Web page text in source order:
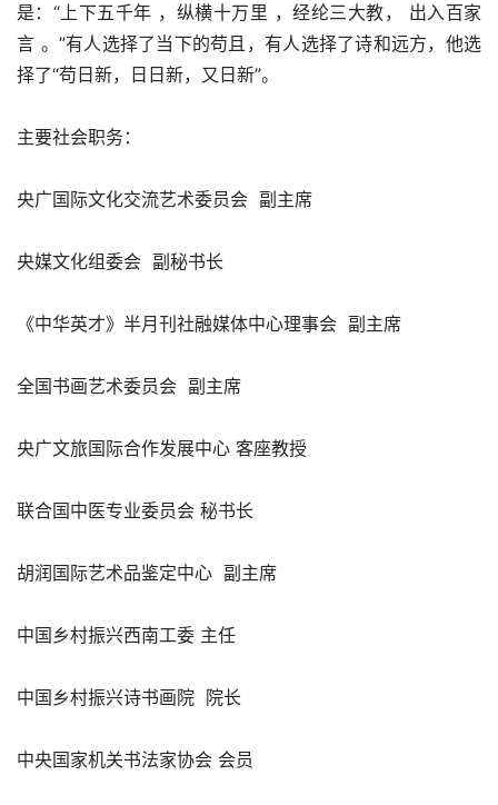
是：“上下五千年 ，纵横十万里 ，经纶三大教， 出入百家
言 。”有人选择了当下的苟且，有人选择了诗和远方，他选
择了“苟日新，日日新，又日新”。
主要社会职务：
央广国际文化交流艺术委员会  副主席
央媒文化组委会  副秘书长
《中华英才》半月刊社融媒体中心理事会  副主席
全国书画艺术委员会  副主席
央广文旅国际合作发展中心 客座教授
联合国中医专业委员会 秘书长
胡润国际艺术品鉴定中心  副主席
中国乡村振兴西南工委 主任
中国乡村振兴诗书画院  院长
中央国家机关书法家协会 会员